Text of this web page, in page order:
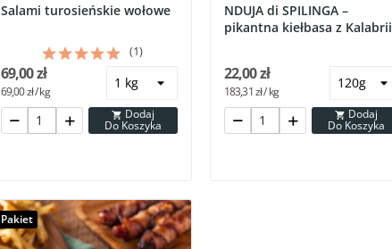
Salami turosieńskie wołowe
(1)

Do Koszyka
69,00 zł
69,00 zł / kg
NDUJA di SPILINGA –
pikantna kiełbasa z Kalabrii

Do Koszyka
22,00 zł
183,31 zł / kg
Pakiet